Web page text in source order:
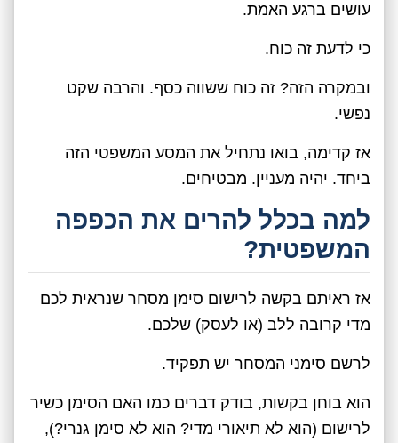
עושים ברגע האמת.
כי לדעת זה כוח.
ובמקרה הזה? זה כוח ששווה כסף. והרבה שקט
נפשי.
אז קדימה, בואו נתחיל את המסע המשפטי הזה
ביחד. יהיה מעניין. מבטיחים.
למה בכלל להרים את הכפפה
המשפטית?
אז ראיתם בקשה לרישום סימן מסחר שנראית לכם
מדי קרובה ללב (או לעסק) שלכם.
לרשם סימני המסחר יש תפקיד.
הוא בוחן בקשות, בודק דברים כמו האם הסימן כשיר
לרישום (הוא לא תיאורי מדי? הוא לא סימן גנרי?),